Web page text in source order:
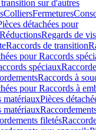
sur d'autres
ColliersFermetures
détachées pour
RéductionsRegards de
Raccords de transition
pour Raccords
spéciaux
Raccords à
pour Raccords à
matériauxPièces
matériaux
filetés